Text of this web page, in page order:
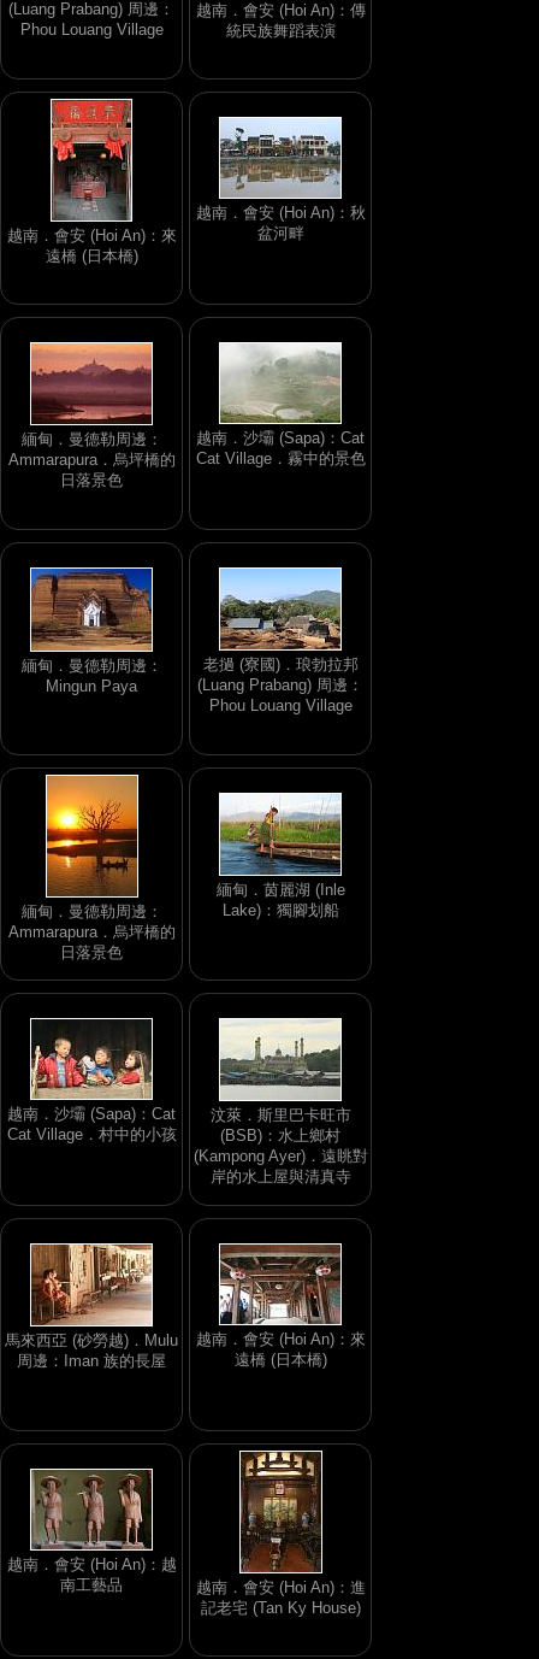
(Luang Prabang) 周邊：
Phou Louang Village
越南．會安 (Hoi An)：傳
統民族舞蹈表演
越南．會安 (Hoi An)：來
遠橋 (日本橋)
越南．會安 (Hoi An)：秋
盆河畔
緬甸．曼德勒周邊：
Ammarapura．烏坪橋的
日落景色
越南．沙壩 (Sapa)：Cat
Cat Village．霧中的景色
緬甸．曼德勒周邊：
Mingun Paya
老撾 (寮國)．琅勃拉邦
(Luang Prabang) 周邊：
Phou Louang Village
緬甸．曼德勒周邊：
Ammarapura．烏坪橋的
日落景色
緬甸．茵麗湖 (Inle
Lake)：獨腳划船
越南．沙壩 (Sapa)：Cat
Cat Village．村中的小孩
汶萊．斯里巴卡旺市
(BSB)：水上鄉村
(Kampong Ayer)．遠眺對
岸的水上屋與清真寺
馬來西亞 (砂勞越)．Mulu
周邊：Iman 族的長屋
越南．會安 (Hoi An)：來
遠橋 (日本橋)
越南．會安 (Hoi An)：越
南工藝品
越南．會安 (Hoi An)：進
記老宅 (Tan Ky House)